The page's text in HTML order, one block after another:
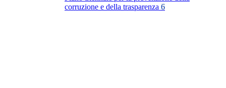
corruzione e della trasparenza 6